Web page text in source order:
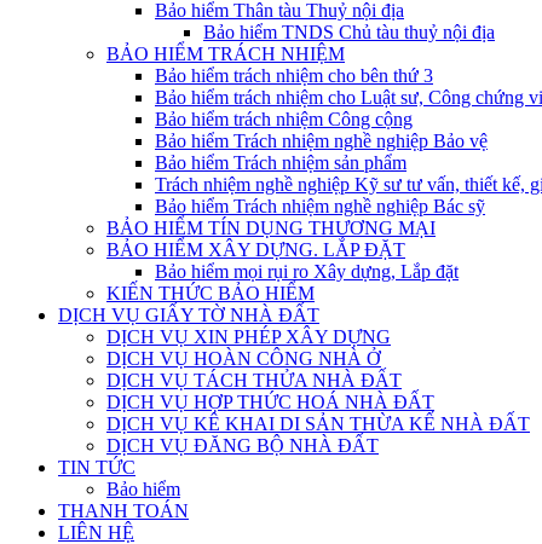
Bảo hiểm Thân tàu Thuỷ nội địa
Bảo hiểm TNDS Chủ tàu thuỷ nội địa
BẢO HIỂM TRÁCH NHIỆM
Bảo hiểm trách nhiệm cho bên thứ 3
Bảo hiểm trách nhiệm cho Luật sư, Công chứng
Bảo hiểm trách nhiệm Công cộng
Bảo hiểm Trách nhiệm nghề nghiệp Bảo vệ
Bảo hiểm Trách nhiệm sản phẩm
Trách nhiệm nghề nghiệp Kỹ sư tư vấn, thiết kế,
Bảo hiểm Trách nhiệm nghề nghiệp Bác sỹ
BẢO HIỂM TÍN DỤNG THƯƠNG MẠI
BẢO HIỂM XÂY DỰNG. LẮP ĐẶT
Bảo hiểm mọi rụi ro Xây dựng, Lắp đặt
KIẾN THỨC BẢO HIỂM
DỊCH VỤ GIẤY TỜ NHÀ ĐẤT
DỊCH VỤ XIN PHÉP XÂY DỰNG
DỊCH VỤ HOÀN CÔNG NHÀ Ở
DỊCH VỤ TÁCH THỬA NHÀ ĐẤT
DỊCH VỤ HỢP THỨC HOÁ NHÀ ĐẤT
DỊCH VỤ KÊ KHAI DI SẢN THỪA KẾ NHÀ ĐẤT
DỊCH VỤ ĐĂNG BỘ NHÀ ĐẤT
TIN TỨC
Bảo hiểm
THANH TOÁN
LIÊN HỆ